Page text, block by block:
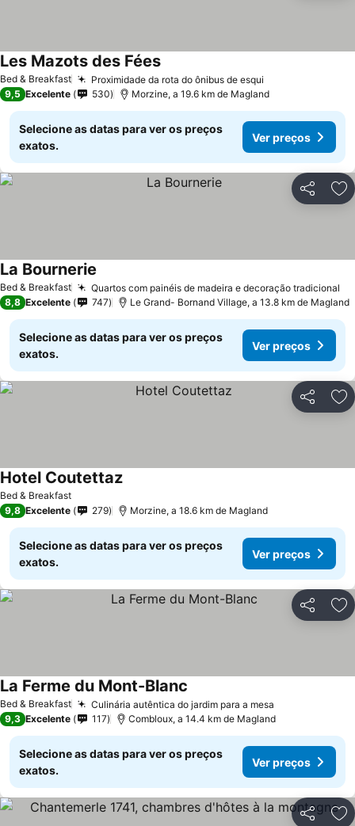
Bed & Breakfast Proximidade da rota do ônibus de esqui
Les Mazots des Fées
9,5 Excelente 530 Morzine, a 19.6 km de Magland
Selecione as datas para ver os preços
exatos.
Ver preços
Partilhar
Bed & Breakfast Quartos com painéis de madeira e decoração tradicional
La Bournerie
8,8 Excelente 747 Le Grand- Bornand Village, a 13.8 km de Magland
Selecione as datas para ver os preços
exatos.
Ver preços
Partilhar
Bed & Breakfast
Hotel Coutettaz
9,8 Excelente 279 Morzine, a 18.6 km de Magland
Selecione as datas para ver os preços
exatos.
Ver preços
Partilhar
Bed & Breakfast Culinária autêntica do jardim para a mesa
La Ferme du Mont-Blanc
9,3 Excelente 117 Combloux, a 14.4 km de Magland
Selecione as datas para ver os preços
exatos.
Ver preços
Partilhar